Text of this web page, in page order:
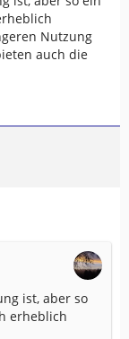
Nutzung
auch die
ist, aber so
erheblich